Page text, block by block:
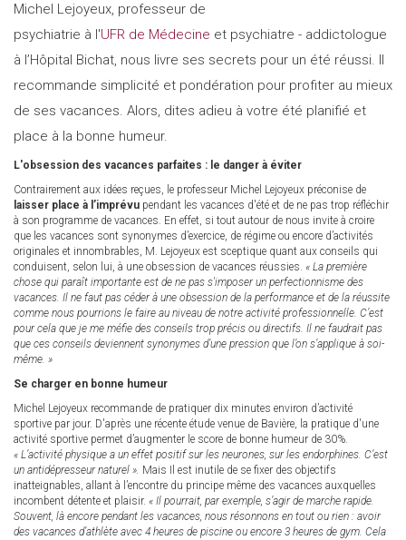
Michel Lejoyeux, professeur de
psychiatrie à l'UFR de Médecine et psychiatre - addictologue
à l’Hôpital Bichat, nous livre ses secrets pour un été réussi. Il
recommande simplicité et pondération pour profiter au mieux
de ses vacances. Alors, dites adieu à votre été planifié et
place à la bonne humeur.
L'obsession des vacances parfaites : le danger à éviter
Contrairement aux idées reçues, le professeur Michel Lejoyeux préconise de
laisser place à l’imprévu pendant les vacances d'été et de ne pas trop réfléchir
à son programme de vacances. En effet, si tout autour de nous invite à croire
que les vacances sont synonymes d’exercice, de régime ou encore d’activités
originales et innombrables, M. Lejoyeux est sceptique quant aux conseils qui
conduisent, selon lui, à une obsession de vacances réussies. « La première
chose qui paraît importante est de ne pas s'imposer un perfectionnisme des
vacances. Il ne faut pas céder à une obsession de la performance et de la réussite
comme nous pourrions le faire au niveau de notre activité professionnelle. C’est
pour cela que je me méfie des conseils trop précis ou directifs. Il ne faudrait pas
que ces conseils deviennent synonymes d’une pression que l’on s’applique à soi-
même. »
Se charger en bonne humeur
Michel Lejoyeux recommande de pratiquer dix minutes environ d’activité
sportive par jour. D'après une récente étude venue de Bavière, la pratique d'une
activité sportive permet d’augmenter le score de bonne humeur de 30%.
« L’activité physique a un effet positif sur les neurones, sur les endorphines. C’est
un antidépresseur naturel ». Mais
Il est inutile de se fixer des objectifs
inatteignables, allant à l’encontre du principe même des vacances auxquelles
incombent détente et plaisir. « Il pourrait, par exemple, s’agir de marche rapide.
Souvent, là encore pendant les vacances, nous résonnons en tout ou rien : avoir
des vacances d’athlète avec 4 heures de piscine ou encore 3 heures de gym. Cela